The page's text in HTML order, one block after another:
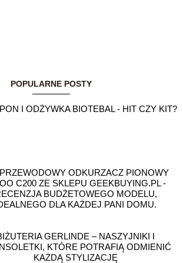
POPULARNE POSTY
I ODŻYWKA BIOTEBAL - HIT CZY KIT?
ODKURZACZ PIONOWY
C200 ZE SKLEPU GEEKBUYING.PL -
BUDŻETOWEGO MODELU,
DLA KAŻDEJ PANI DOMU.
GERLINDE – NASZYJNIKI I
KTÓRE POTRAFIĄ ODMIENIĆ
KAŻDĄ STYLIZACJĘ